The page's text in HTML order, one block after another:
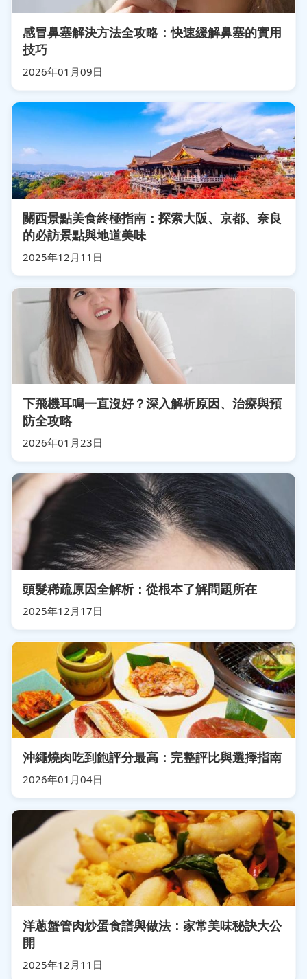
感冒鼻塞解決方法全攻略：快速緩解鼻塞的實用
技巧
2026年01月09日
關西景點美食終極指南：探索大阪、京都、奈良
的必訪景點與地道美味
2025年12月11日
下飛機耳鳴一直沒好？深入解析原因、治療與預
防全攻略
2026年01月23日
頭髮稀疏原因全解析：從根本了解問題所在
2025年12月17日
沖繩燒肉吃到飽評分最高：完整評比與選擇指南
2026年01月04日
洋蔥蟹管肉炒蛋食譜與做法：家常美味秘訣大公
開
2025年12月11日